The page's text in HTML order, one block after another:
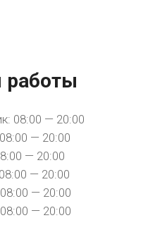
работы
08:00 — 20:00
— 20:00
— 20:00
— 20:00
— 20:00
— 20:00